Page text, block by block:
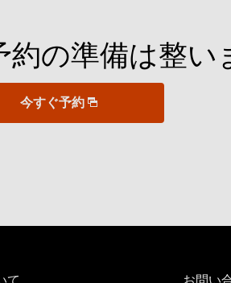
約の準備は整い
今すぐ予約
て お問い